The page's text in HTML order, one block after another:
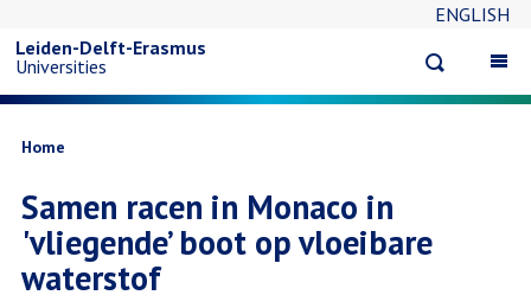
naar
inhoud
ENGLISH
search
Leiden-Delft-Erasmus
Universities
Kruimelpad
Home
Samen racen in Monaco in
'vliegende’ boot op vloeibare
waterstof